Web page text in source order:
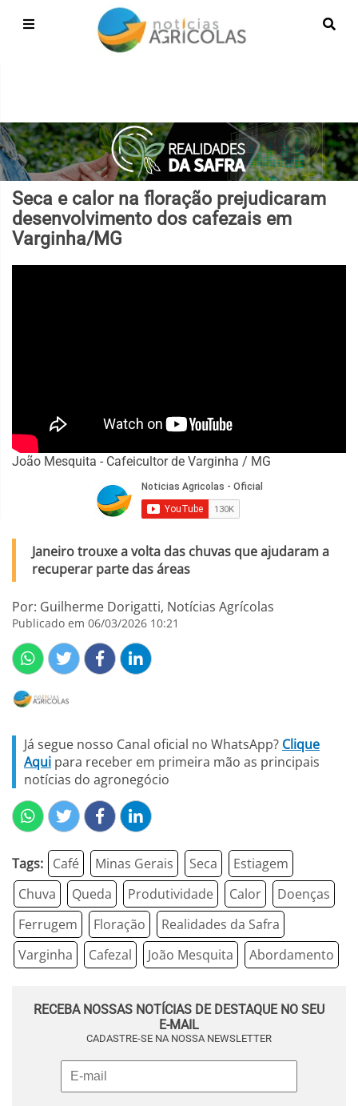
Seca e calor na floração prejudicaram
desenvolvimento dos cafezais em
Varginha/MG
João Mesquita - Cafeicultor de Varginha / MG
Janeiro trouxe a volta das chuvas que ajudaram a
recuperar parte das áreas
Por: Guilherme Dorigatti, Notícias Agrícolas
Publicado em 06/03/2026 10:21
Já segue nosso Canal oficial no WhatsApp? Clique
Aqui para receber em primeira mão as principais
notícias do agronegócio
Tags: Café Minas Gerais Seca
Estiagem
Chuva
Queda Produtividade Calor
Doenças
Ferrugem
Floração
Realidades da Safra
Varginha
Cafezal João Mesquita Abordamento
RECEBA NOSSAS NOTÍCIAS DE DESTAQUE NO SEU
E-MAIL
CADASTRE-SE NA NOSSA NEWSLETTER